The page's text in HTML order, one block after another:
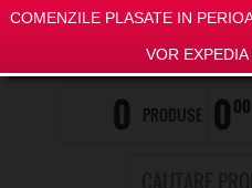
COMENZILE PLASATE IN
VOR
0 PRODUSE 000